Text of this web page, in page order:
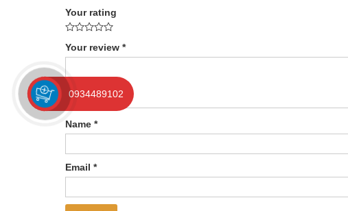
Your rating
Your review *
Name *
Email *
0934489102